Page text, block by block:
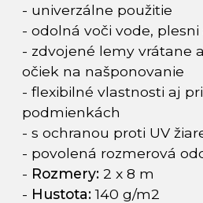
- univerzálne použitie
- odolná voči vode,
- zdvojené lemy vrátane
očiek na našponovanie
- flexibilné vlastnosti aj
podmienkách
- s ochranou proti UV
- povolená rozmerová
- Rozmery: 2 x 8 m
- Hustota:140 g/m2